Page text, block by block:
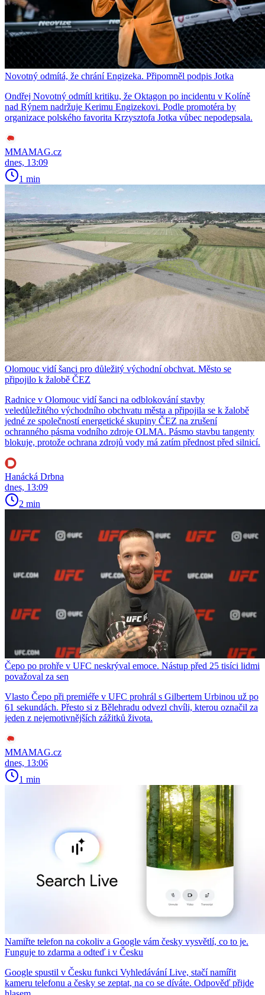
Novotný odmítá, že chrání Engizeka. Připomněl podpis Jotka
Ondřej Novotný odmítl kritiku, že Oktagon po incidentu v Kolíně
nad Rýnem nadržuje Kerimu Engizekovi. Podle promotéra by
organizace polského favorita Krzysztofa Jotka vůbec nepodepsala.
MMAMAG.cz
dnes, 13:09
1 min
Olomouc vidí šanci pro důležitý východní obchvat. Město se
připojilo k žalobě ČEZ
Radnice v Olomouc vidí šanci na odblokování stavby
veledůležitého východního obchvatu města a připojila se k žalobě
jedné ze společností energetické skupiny ČEZ na zrušení
ochranného pásma vodního zdroje OLMA. Pásmo stavbu tangenty
blokuje, protože ochrana zdrojů vody má zatím přednost před silnicí.
Hanácká Drbna
dnes, 13:09
2 min
Čepo po prohře v UFC neskrýval emoce. Nástup před 25 tisíci lidmi
považoval za sen
Vlasto Čepo při premiéře v UFC prohrál s Gilbertem Urbinou už po
61 sekundách. Přesto si z Bělehradu odvezl chvíli, kterou označil za
jeden z nejemotivnějších zážitků života.
MMAMAG.cz
dnes, 13:06
1 min
Namiřte telefon na cokoliv a Google vám česky vysvětlí, co to je.
Funguje to zdarma a odteď i v Česku
Google spustil v Česku funkci Vyhledávání Live, stačí namířit
kameru telefonu a česky se zeptat, na co se díváte. Odpověď přijde